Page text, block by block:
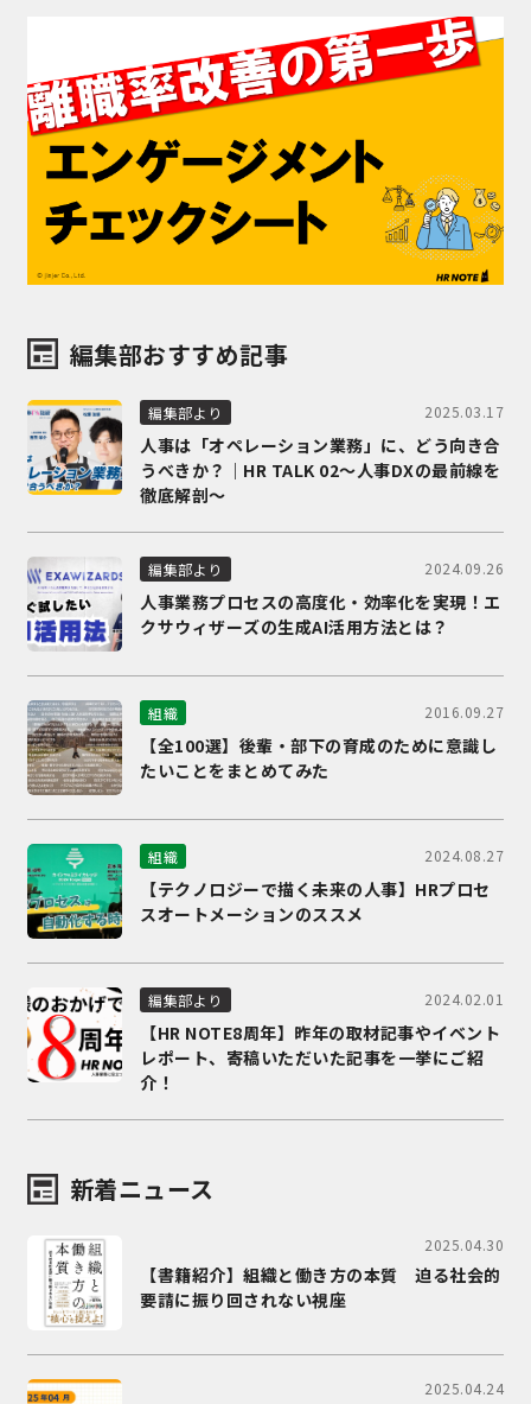
編集部おすすめ記事
編集部より 2025.03.17
人事は「オペレーション業務」に、どう向き合
うべきか？｜HR TALK 02～人事DXの最前線を
徹底解剖～
編集部より 2024.09.26
人事業務プロセスの高度化・効率化を実現！エ
クサウィザーズの生成AI活用方法とは？
組織 2016.09.27
【全100選】後輩・部下の育成のために意識し
たいことをまとめてみた
組織 2024.08.27
【テクノロジーで描く未来の人事】HRプロセ
スオートメーションのススメ
編集部より 2024.02.01
【HR NOTE8周年】昨年の取材記事やイベント
レポート、寄稿いただいた記事を一挙にご紹
介！
新着ニュース
2025.04.30
【書籍紹介】組織と働き方の本質 迫る社会的
要請に振り回されない視座
2025.04.24